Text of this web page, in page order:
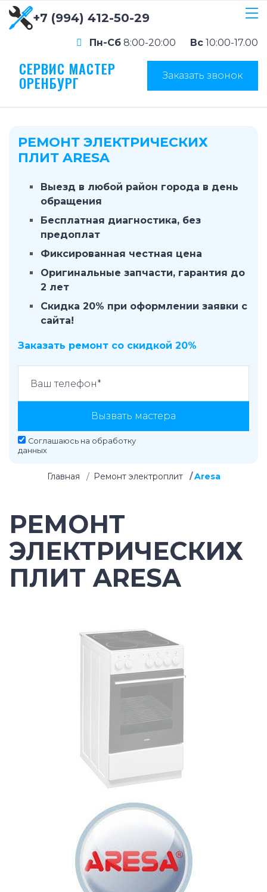
+7 (994) 412-50-29
Пн-Сб 8:00-20:00 Вс 10:00-17.00
СЕРВИС МАСТЕР
ОРЕНБУРГ Заказать звонок
РЕМОНТ ЭЛЕКТРИЧЕСКИХ
ПЛИТ ARESA
Выезд в любой район города в день
обращения
Бесплатная диагностика, без
предоплат
Фиксированная честная цена
Оригинальные запчасти, гарантия до
2 лет
Скидка 20% при оформлении заявки с
сайта!
Заказать ремонт со скидкой 20%
Вызвать мастера
Соглашаюсь на обработку
данных
Главная Ремонт электроплит Aresa
РЕМОНТ
ЭЛЕКТРИЧЕСКИХ
ПЛИТ ARESA